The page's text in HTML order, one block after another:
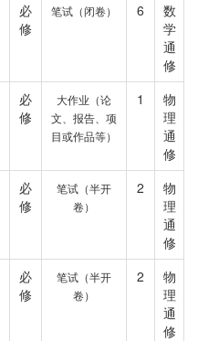
必
修
笔试（闭卷） 6
数
学
通
修
必
修
大作业（论
文、报告、项
目或作品等）
1
物
理
通
修
必
修
笔试（半开
卷）
2
物
理
通
修
必
修
笔试（半开
卷）
2
物
理
通
修